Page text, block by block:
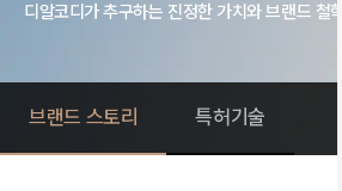
디알코디가 추구하는 진정한 가치와 브랜드 철학
브랜드 스토리 특허기술